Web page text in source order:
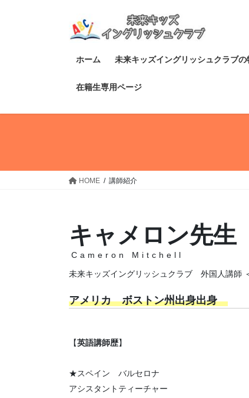
ホーム 未来キッズイングリッシュクラブの
在籍生専用ページ
HOME 講師紹介
キャメロン先生
Cameron Mitchell
未来キッズイングリッシュクラブ 外国人講師
アメリカ ボストン州出身出身
【英語講師歴】
★スペイン バルセロナ
アシスタントティーチャー